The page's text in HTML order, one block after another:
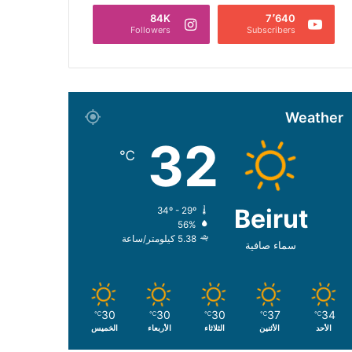
7٬640
Subscribers
84K
Followers
Weather
Beirut
سماء صافية
32
℃
34º - 29º
56%
5.38 كيلومتر/ساعة
34
℃
الأحد
37
℃
الأثنين
30
℃
الثلاثاء
30
℃
الأربعاء
30
℃
الخميس